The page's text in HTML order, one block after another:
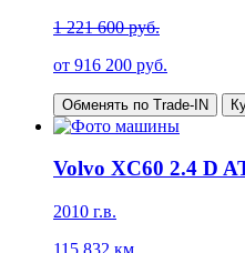
1 221 600 руб.
от 916 200 руб.
Обменять по Trade-IN
Volvo XC60 2.4 D
2010 г.в.
115 832 км.